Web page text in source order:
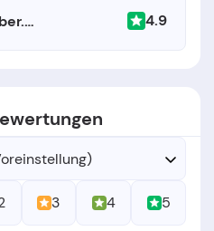
MetisFadenzauber.com 4.9
3 4 5